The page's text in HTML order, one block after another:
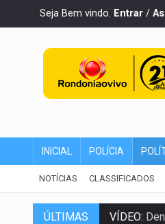
Seja Bem vindo. Entrar /
INICIAL POLÍCIA
NOTÍCIAS CLASSIFICADOS
ÚLTIMAS VÍDEO: